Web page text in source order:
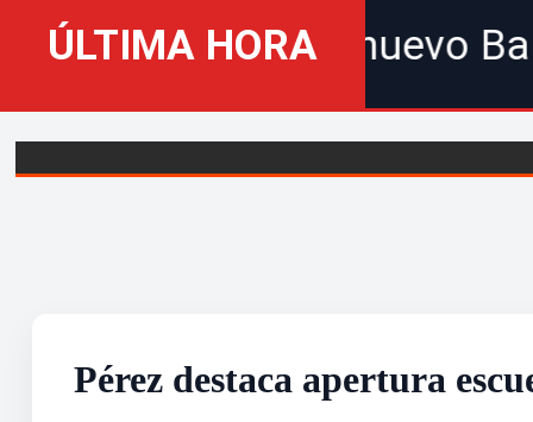
ÚLTIMA HORA
al nuevo Balompié
Pérez destaca apertura